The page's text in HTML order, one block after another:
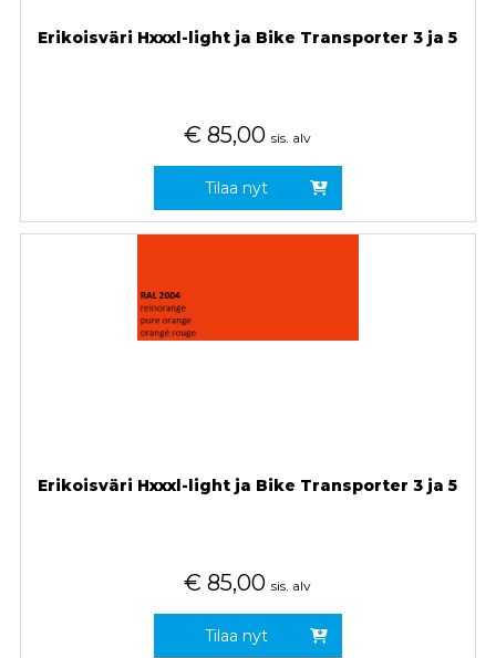
Erikoisväri Hxxxl-light ja Bike Transporter 3 ja 5
€ 85,00 sis. alv
Tilaa nyt
Erikoisväri Hxxxl-light ja Bike Transporter 3 ja 5
€ 85,00 sis. alv
Tilaa nyt